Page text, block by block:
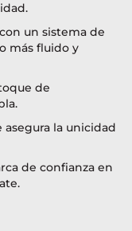
un sistema de
más fluido y
de
asegura la unicidad
de confianza en